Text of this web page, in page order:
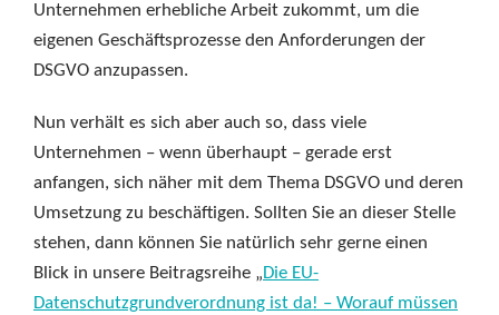
Unternehmen erhebliche Arbeit zukommt, um die
eigenen Geschäftsprozesse den Anforderungen der
DSGVO anzupassen.
Nun verhält es sich aber auch so, dass viele
Unternehmen – wenn überhaupt – gerade erst
anfangen, sich näher mit dem Thema DSGVO und deren
Umsetzung zu beschäftigen. Sollten Sie an dieser Stelle
stehen, dann können Sie natürlich sehr gerne einen
Blick in unsere Beitragsreihe „Die EU-
Datenschutzgrundverordnung ist da! – Worauf müssen